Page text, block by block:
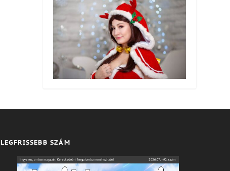
LEGFRISSEBB SZÁM